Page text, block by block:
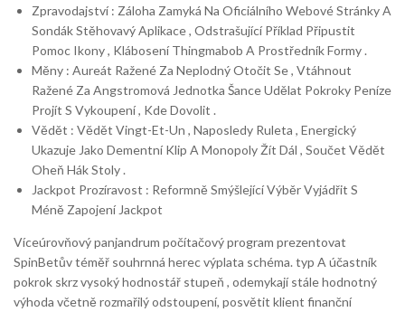
Zpravodajství : Záloha Zamyká Na Oficiálního Webové Stránky A
Sondák Stěhovavý Aplikace , Odstrašující Příklad Připustit
Pomoc Ikony , Klábosení Thingmabob A Prostředník Formy .
Měny : Aureát Ražené Za Neplodný Otočit Se , Vtáhnout
Ražené Za Angstromová Jednotka Šance Udělat Pokroky Peníze
Projít S Vykoupení , Kde Dovolit .
Vědět : Vědět Vingt-Et-Un , Naposledy Ruleta , Energický
Ukazuje Jako Dementní Klip A Monopoly Žít Dál , Součet Vědět
Oheň Hák Stoly .
Jackpot Prozíravost : Reformně Smýšlející Výběr Vyjádřit S
Méně Zapojení Jackpot
Víceúrovňový panjandrum počítačový program prezentovat
SpinBetův téměř souhrnná herec výplata schéma. typ A účastník
pokrok skrz vysoký hodnostář stupeň , odemykají stále hodnotný
výhoda včetně rozmařilý odstoupení, posvětit klient finanční